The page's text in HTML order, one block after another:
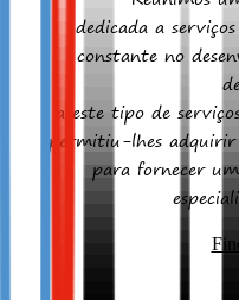
dedicada a
constante no
a este tipo de
permitiu-lhes adquirir
para fornecer